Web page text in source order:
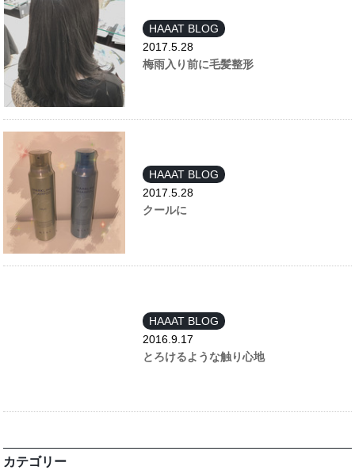
HAAAT BLOG
2017.5.28
梅雨入り前に毛髪整形
HAAAT BLOG
2017.5.28
クールに
HAAAT BLOG
2016.9.17
とろけるような触り心地
カテゴリー